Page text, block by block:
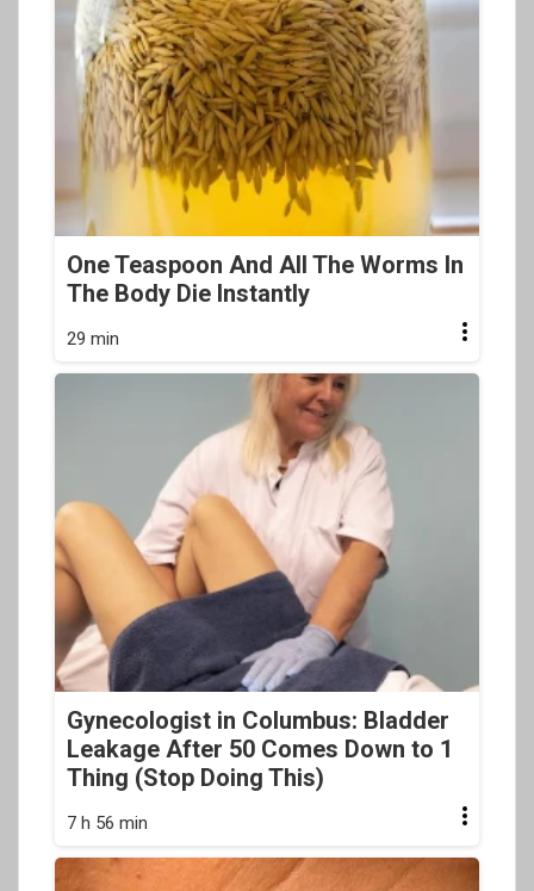
One Teaspoon And All The Worms In
The Body Die Instantly
29 min
Gynecologist in Columbus: Bladder
Leakage After 50 Comes Down to 1
Thing (Stop Doing This)
7 h 56 min